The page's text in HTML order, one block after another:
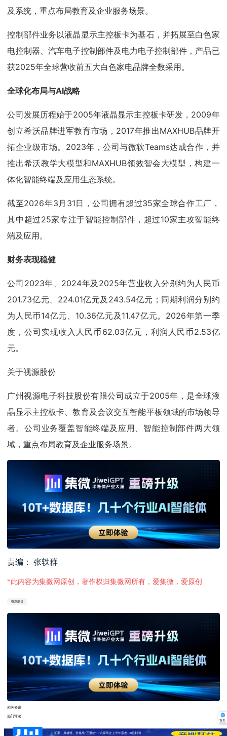
及系统，重点布局教育及企业服务场景。
控制部件业务以液晶显示主控板卡为基石，并拓展至白色家
电控制器、汽车电子控制部件及电力电子控制部件，产品已
获2025年全球营收前五大白色家电品牌全数采用。
全球化布局与AI战略
公司发展历程始于2005年液晶显示主控板卡研发，2009年
创立希沃品牌进军教育市场，2017年推出MAXHUB品牌开
拓企业级市场。2023年，公司与微软Teams达成合作，并
推出希沃教学大模型和MAXHUB领效智会大模型，构建一
体化智能终端及应用生态系统。
截至2026年3月31日，公司拥有超过35家全球合作工厂，
其中超过25家专注于智能控制部件，超过10家主攻智能终
端及应用。
财务表现稳健
公司2023年、2024年及2025年营业收入分别约为人民币
201.73亿元、224.01亿元及243.54亿元；同期利润分别约
为人民币14亿元、10.36亿元及11.47亿元。2026年第一季
度，公司实现收入人民币62.03亿元，利润人民币2.53亿
元。
关于视源股份
广州视源电子科技股份有限公司成立于2005年，是全球液
晶显示主控板卡、教育及会议交互智能平板领域的市场领导
者。公司业务覆盖智能终端及应用、智能控制部件两大领
域，重点布局教育及企业服务场景。
责编： 张轶群
*此内容为集微网原创，著作权归集微网所有，爱集微，爱原创
视源股份
相关资讯
热门评论
汇率、原材料、价格战“三重劫”：六家车企上半年蒸发100亿利润
首页